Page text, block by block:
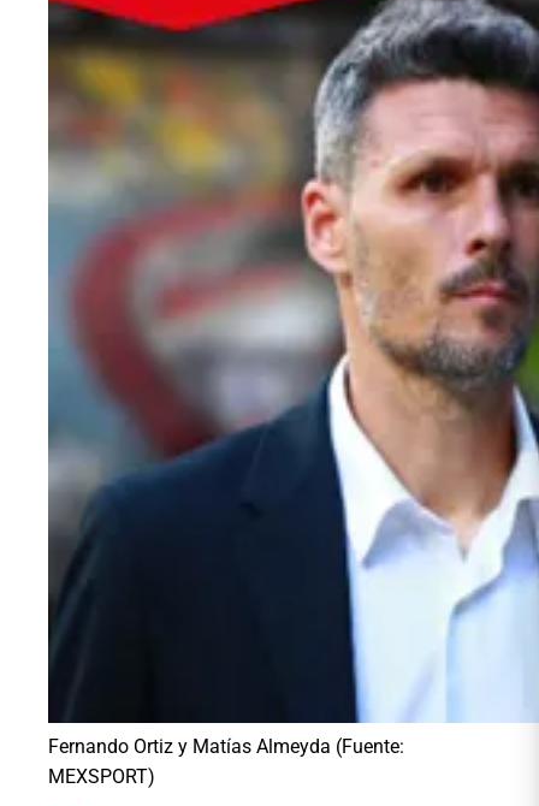
Fernando Ortiz y Matías Almeyda (Fuente:
MEXSPORT)